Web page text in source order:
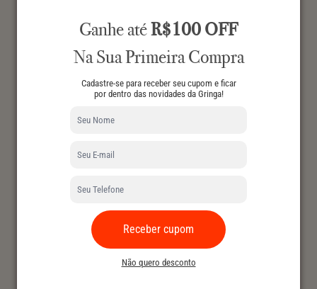
Ganhe atéR$100 OFF
Na Sua Primeira Compra
Cadastre-se para receber seu cupom e ficar
por dentro das novidades da Gringa!
Receber cupom
Não quero desconto